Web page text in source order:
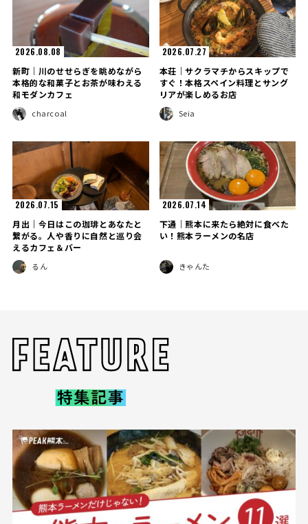
2026.08.08
新町｜川のせせらぎを眺めながら
本格的な和菓子とお茶が味わえる
和モダンカフェ
charcoal
2026.07.27
本荘｜サクラマチからスキップで
すぐ！本格スペイン料理とサング
リアが楽しめるお店
Seia
2026.07.15
月出｜今日はこの珈琲とあなたと
繋がる。人や香りに自然と巡り会
えるカフェ＆バー
るん
2026.07.14
下通｜熊本に来たら絶対に食べた
い！熊本ラーメンの名店
きゃんた